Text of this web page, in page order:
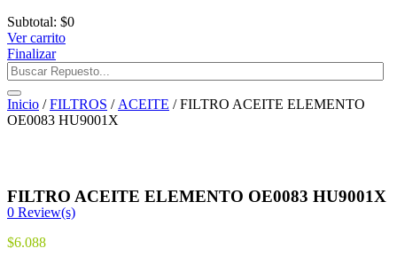
Subtotal: $0
Ver carrito
Finalizar
Inicio /FILTROS / ACEITE / FILTRO ACEITE ELEMENTO
OE0083 HU9001X
FILTRO ACEITE ELEMENTO OE0083 HU9001X
0 Review(s)
$6.088